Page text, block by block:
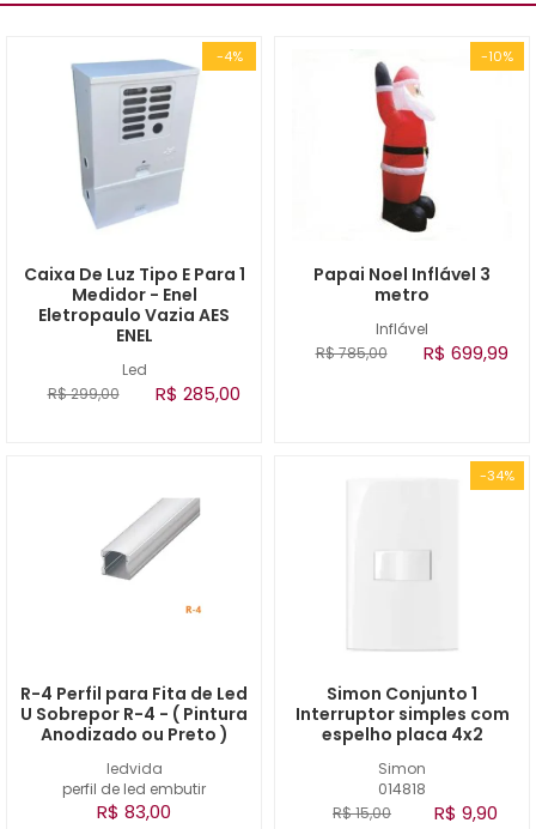
-4%
Led
Caixa De Luz Tipo E Para 1
Medidor - Enel
Eletropaulo Vazia AES
ENEL
R$ 299,00 R$ 285,00
-10%
Inflável
Papai Noel Inflável 3
metro
R$ 785,00 R$ 699,99
ledvida
perfil de led embutir
R-4 Perfil para Fita de Led
U Sobrepor R-4 - ( Pintura
Anodizado ou Preto )
R$ 83,00
-34%
Simon
014818
Simon Conjunto 1
Interruptor simples com
espelho placa 4x2
R$ 15,00 R$ 9,90